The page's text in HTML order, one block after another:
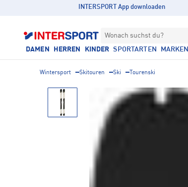
INTERSPORT App downloaden
Wonach suchst du?
DAMEN HERREN KINDER SPORTARTEN MARKEN
Wintersport Skitouren Ski Tourenski